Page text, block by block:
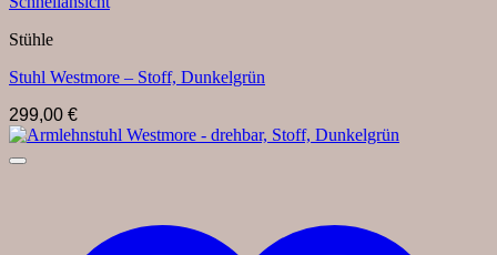
Stühle
Stuhl Westmore – Stoff, Dunkelgrün
299,00 €